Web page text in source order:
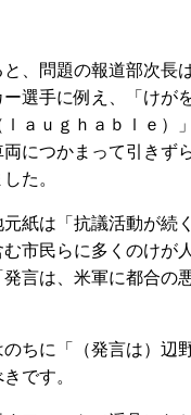
、問題の報道部次長
選手に例え、「けが
ａｕｇｈａｂｌｅ）
につかまって引きず
た。
紙は「抗議活動が続
市民らに多くのけが
言は、米軍に都合の
ちに「（発言は）辺
です。